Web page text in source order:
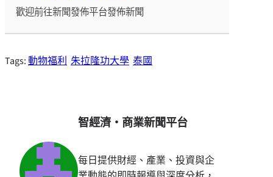
歡迎前往新聞發佈平台發佈新聞
Tags:動物福利 朱拉隆功大學 泰國
智經濟・商業新聞平台
每日提供財經、產業、投資與企